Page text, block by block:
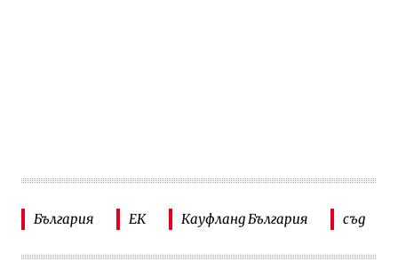
България ЕК Кауфланд България съд